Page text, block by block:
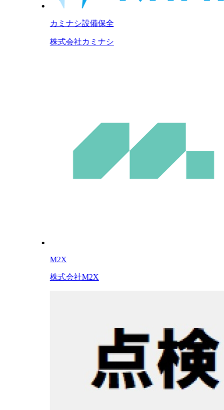
カミナシ設備保全
株式会社カミナシ
M2X
株式会社M2X